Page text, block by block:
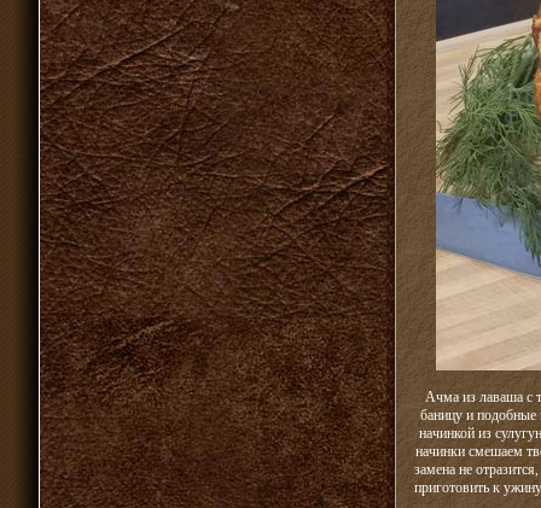
Ачма из лаваша с
баницу и подобные
начинкой из
начинки смешаем
замена не
приготовить к